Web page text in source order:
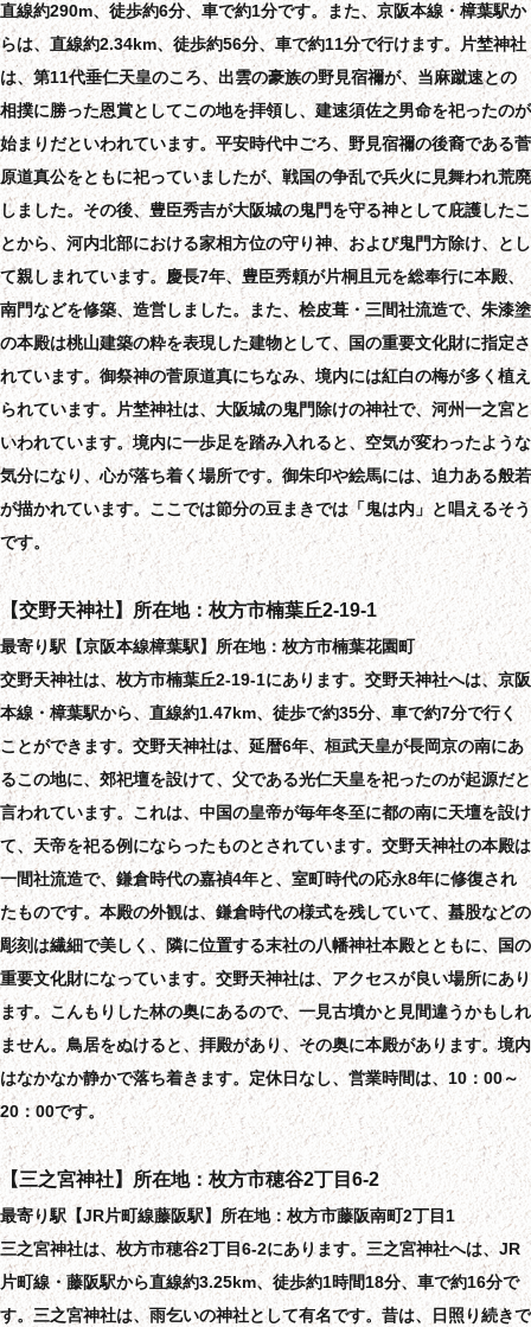
直線約290m、徒歩約6分、車で約1分です。また、京阪本線・樟葉駅か
らは、直線約2.34km、徒歩約56分、車で約11分で行けます。片埜神社
は、第11代垂仁天皇のころ、出雲の豪族の野見宿禰が、当麻蹴速との
相撲に勝った恩賞としてこの地を拝領し、建速須佐之男命を祀ったのが
始まりだといわれています。平安時代中ごろ、野見宿禰の後裔である菅
原道真公をともに祀っていましたが、戦国の争乱で兵火に見舞われ荒廃
しました。その後、豊臣秀吉が大阪城の鬼門を守る神として庇護したこ
とから、河内北部における家相方位の守り神、および鬼門方除け、とし
て親しまれています。慶長7年、豊臣秀頼が片桐且元を総奉行に本殿、
南門などを修築、造営しました。また、桧皮葺・三間社流造で、朱漆塗
の本殿は桃山建築の粋を表現した建物として、国の重要文化財に指定さ
れています。御祭神の菅原道真にちなみ、境内には紅白の梅が多く植え
られています。片埜神社は、大阪城の鬼門除けの神社で、河州一之宮と
いわれています。境内に一歩足を踏み入れると、空気が変わったような
気分になり、心が落ち着く場所です。御朱印や絵馬には、迫力ある般若
が描かれています。ここでは節分の豆まきでは「鬼は内」と唱えるそう
です。
【交野天神社】所在地：枚方市楠葉丘2-19-1
最寄り駅【京阪本線樟葉駅】所在地：枚方市楠葉花園町
交野天神社は、枚方市楠葉丘2-19-1にあります。交野天神社へは、京阪
本線・樟葉駅から、直線約1.47km、徒歩で約35分、車で約7分で行く
ことができます。交野天神社は、延暦6年、桓武天皇が長岡京の南にあ
るこの地に、郊祀壇を設けて、父である光仁天皇を祀ったのが起源だと
言われています。これは、中国の皇帝が毎年冬至に都の南に天壇を設け
て、天帝を祀る例にならったものとされています。交野天神社の本殿は
一間社流造で、鎌倉時代の嘉禎4年と、室町時代の応永8年に修復され
たものです。本殿の外観は、鎌倉時代の様式を残していて、蟇股などの
彫刻は繊細で美しく、隣に位置する末社の八幡神社本殿とともに、国の
重要文化財になっています。交野天神社は、アクセスが良い場所にあり
ます。こんもりした林の奥にあるので、一見古墳かと見間違うかもしれ
ません。鳥居をぬけると、拝殿があり、その奥に本殿があります。境内
はなかなか静かで落ち着きます。定休日なし、営業時間は、10：00～
20：00です。
【三之宮神社】所在地：枚方市穂谷2丁目6-2
最寄り駅【JR片町線藤阪駅】所在地：枚方市藤阪南町2丁目1
三之宮神社は、枚方市穂谷2丁目6-2にあります。三之宮神社へは、JR
片町線・藤阪駅から直線約3.25km、徒歩約1時間18分、車で約16分で
す。三之宮神社は、雨乞いの神社として有名です。昔は、日照り続きで